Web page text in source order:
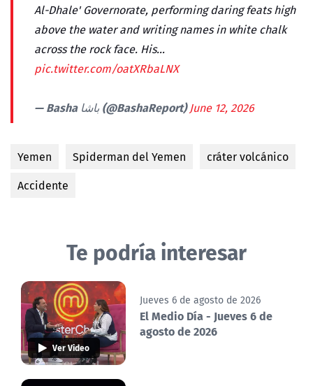
Al-Dhale' Governorate, performing daring feats high
above the water and writing names in white chalk
across the rock face. His…
pic.twitter.com/oatXRbaLNX
— Basha باشا (@BashaReport)June 12, 2026
Yemen Spiderman del Yemen
cráter volcánico
Accidente
Te podría interesar
Ver Video
Jueves 6 de agosto de 2026
El Medio Día - Jueves 6 de
agosto de 2026